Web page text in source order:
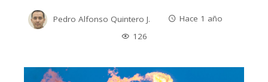
Pedro Alfonso Quintero J.
Hace 1 año
126